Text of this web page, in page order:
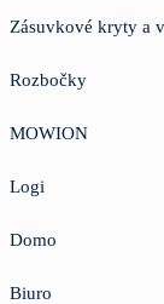
Zásuvkové kryty a
Rozbočky
MOWION
Logi
Domo
Biuro